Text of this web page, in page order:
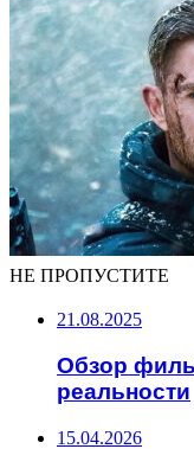
НЕ ПРОПУСТИТЕ
21.08.2025
Обзор
реальности
15.04.2026